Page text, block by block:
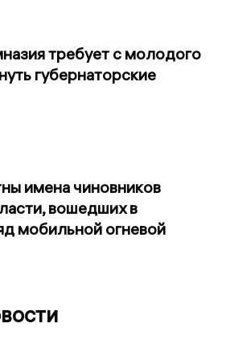
требует с молодого
губернаторские
имена чиновников
вошедших в
мобильной огневой